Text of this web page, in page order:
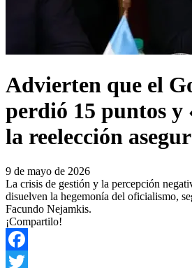
Advierten que el
perdió 15 puntos y
la reelección
9 de mayo de 2026
La crisis de gestión y la percepción
disuelven la hegemonía del oficialismo,
Facundo Nejamkis.
¡Compartilo!
Facebook